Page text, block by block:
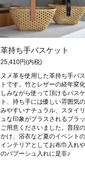
革持ち手バスケット
25,410円(内税)
ヌメ革を使用した革持ち手バ
トです。竹とレザーの経年変
しみながら使って頂けるバス
ト、持ち手には優しい雰囲気
みやすいナチュラル、スタイ
ュな印象がプラスされるブラ
ご用意くださいました。普段
かけ、浴衣など夏のイベント
インテリアとしてお布巾入れ
のバブーシュ入れに是非♪